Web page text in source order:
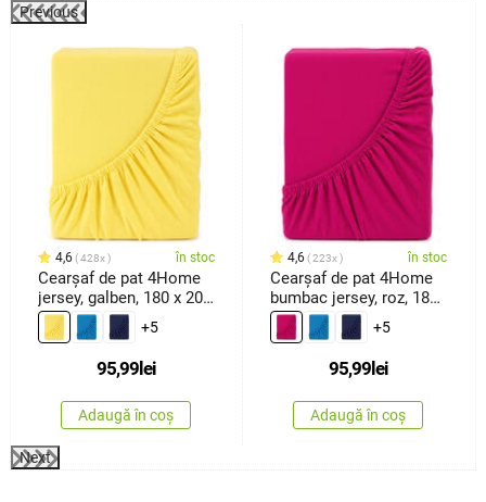
Previous
4,6 428x în stoc
Cearşaf de pat 4Home
jersey, galben, 180 x 200
cm
+5
95,99lei
Adaugă în coș
4,6 223x în stoc
Cearşaf de pat 4Home
bumbac jersey, roz, 180
x 200 cm
+5
95,99lei
Adaugă în coș
Next